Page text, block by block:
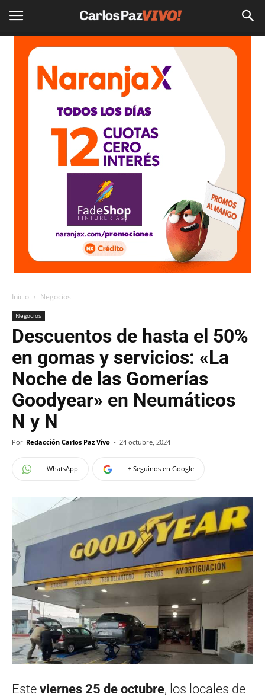
Inicio Negocios
Negocios
Descuentos de hasta el 50%
en gomas y servicios: «La
Noche de las Gomerías
Goodyear» en Neumáticos
N y N
Por Redacción Carlos Paz Vivo - 24 octubre, 2024
WhatsApp + Seguinos en Google
Este viernes 25 de octubre, los locales de